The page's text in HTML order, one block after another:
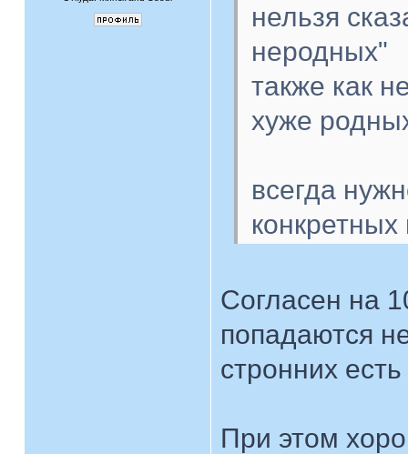
нельзя
неродных"
также как
хуже
всегда
Согласен на
попадаются
стронних
При этом